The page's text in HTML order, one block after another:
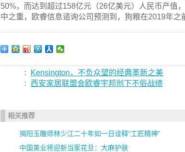
50%，而达到超过158亿元（26亿美元）人民币产值
中之重，欧睿信息谘询公司预测到，狗粮在2019年之
:
Kensington，不负众望的经典革新之美
:
西安家居联盟会欧睿宇邦创下不俗战绩
相关推荐
揭阳玉雕师林少江二十年如一日诠释“工匠精神”
中国美业将迎新当家花旦：大麻护肤